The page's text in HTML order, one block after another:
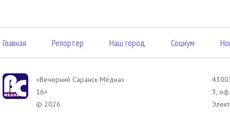
Главная Репортер Наш город Социум
«Вечерний Саранск Mедиа»
16+
© 2026
3,